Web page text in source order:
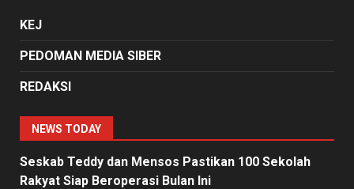
KEJ
PEDOMAN MEDIA SIBER
REDAKSI
NEWS TODAY
Seskab Teddy dan Mensos Pastikan 100 Sekolah
Rakyat Siap Beroperasi Bulan Ini